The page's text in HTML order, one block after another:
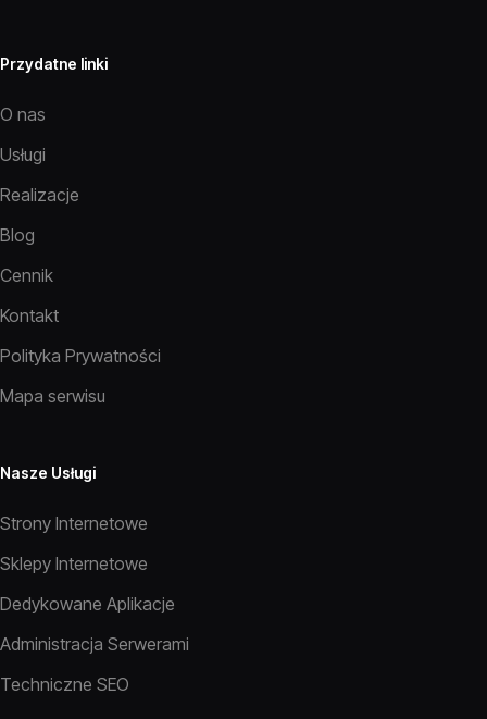
Przydatne linki
O nas
Usługi
Realizacje
Blog
Cennik
Kontakt
Polityka Prywatności
Mapa serwisu
Nasze Usługi
Strony Internetowe
Sklepy Internetowe
Dedykowane Aplikacje
Administracja Serwerami
Techniczne SEO